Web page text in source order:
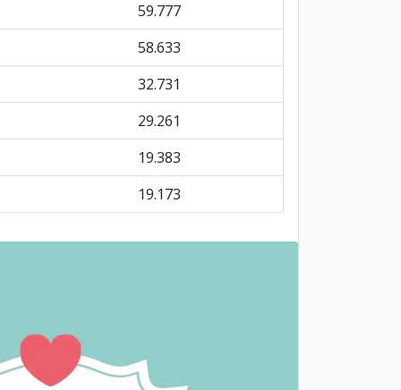
59.777
58.633
32.731
29.261
19.383
19.173